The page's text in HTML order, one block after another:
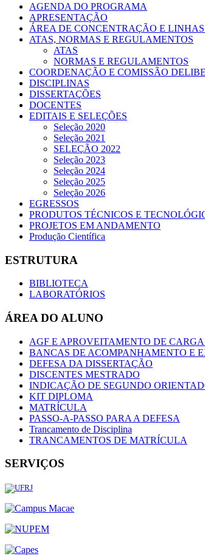
AGENDA DO PROGRAMA
APRESENTAÇÃO
ÁREA DE CONCENTRAÇÃO E
ATAS, NORMAS E REGULAMENTOS
ATAS
NORMAS E REGULAMENTOS
COORDENAÇÃO E COMISSÃO
DISCIPLINAS
DISSERTAÇÕES
DOCENTES
EDITAIS E SELEÇÕES
Seleção 2020
Seleção 2021
SELEÇÃO 2022
Seleção 2023
Seleção 2024
Seleção 2025
Seleção 2026
EGRESSOS
PRODUTOS TÉCNICOS E
PROJETOS EM ANDAMENTO
Produção Científica
ESTRUTURA
BIBLIOTECA
LABORATÓRIOS
ÁREA DO ALUNO
AGF E APROVEITAMENTO DE
BANCAS DE ACOMPANHAMENTO E
DEFESA DA DISSERTAÇÃO
DISCENTES MESTRADO
INDICAÇÃO DE SEGUNDO
KIT DIPLOMA
MATRÍCULA
PASSO-A-PASSO PARA A DEFESA
Trancamento de Disciplina
TRANCAMENTOS DE MATRÍCULA
SERVIÇOS